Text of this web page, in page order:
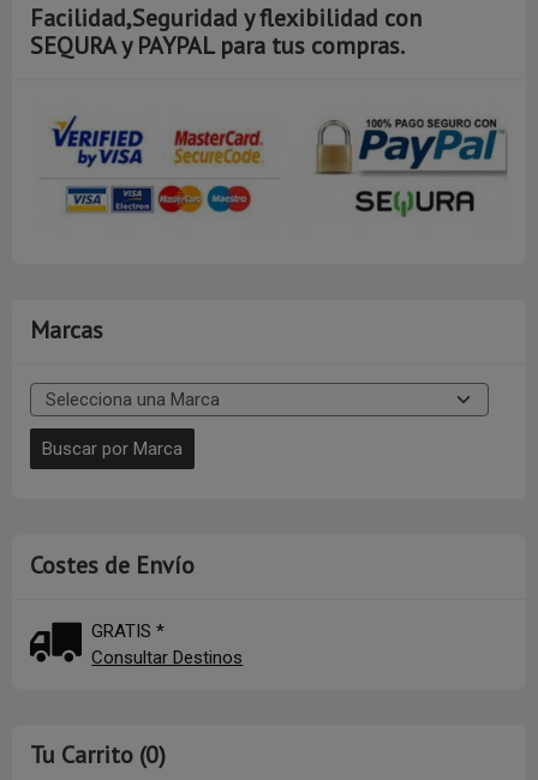
Facilidad,Seguridad y flexibilidad con
SEQURA y PAYPAL para tus compras.
Marcas
Costes de Envío
GRATIS *
Consultar Destinos
Tu Carrito (0)